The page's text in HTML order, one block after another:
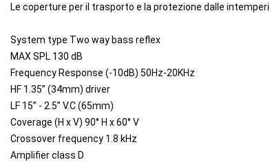
Le coperture per il trasporto e la protezione dalle
System type Two way bass reflex
MAX SPL 130 dB
Frequency Response (-10dB) 50Hz-20KHz
HF 1.35” (34mm) driver
LF 15” - 2.5” V.C (65mm)
Coverage (H x V) 90° H x 60° V
Crossover frequency 1.8 kHz
Amplifier class D